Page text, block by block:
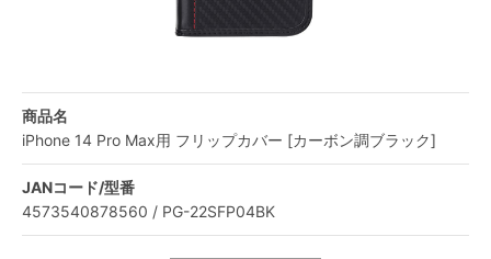
商品名
iPhone 14 Pro Max用 フリップカバー [カーボン調ブラック]
JANコード/型番
4573540878560 / PG-22SFP04BK